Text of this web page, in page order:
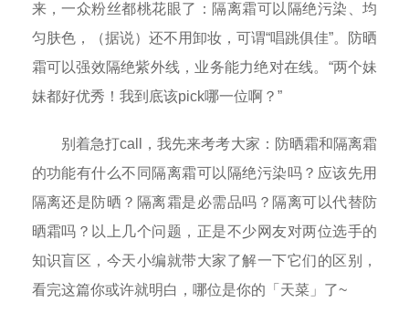
来，一众粉丝都桃花眼了：隔离霜可以隔绝污染、均
匀肤色，（据说）还不用卸妆，可谓“唱跳俱佳”。防晒
霜可以强效隔绝紫外线，业务能力绝对在线。“两个妹
妹都好优秀！我到底该pick哪一位啊？”
别着急打call，我先来考考大家：防晒霜和隔离霜
的功能有什么不同隔离霜可以隔绝污染吗？应该先用
隔离还是防晒？隔离霜是必需品吗？隔离可以代替防
晒霜吗？以上几个问题，正是不少网友对两位选手的
知识盲区，今天小编就带大家了解一下它们的区别，
看完这篇你或许就明白，哪位是你的「天菜」了~